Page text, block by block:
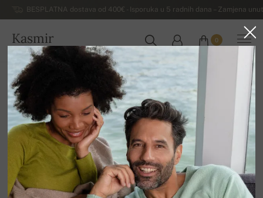
BESPLATNA dostava od 400€ - Isporuka u 5 radnih dana – Zamjena
Kasmir
HRVATSKA
0
Kuća
Luksuzni ženski džemperi od kašmira
Ženski veliki zimski džemperi od kašmira